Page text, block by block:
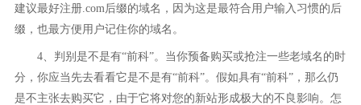
建议最好注册.com后缀的域名，因为这是最符合用户输入习惯的后
缀，也最方便用户记住你的域名。
4、判别是不是有“前科”。当你预备购买或抢注一些老域名的时
分，你应当先去看看它是不是有“前科”。假如具有“前科”，那么仍
是不主张去购买它，由于它将对您的新站形成极大的不良影响。怎